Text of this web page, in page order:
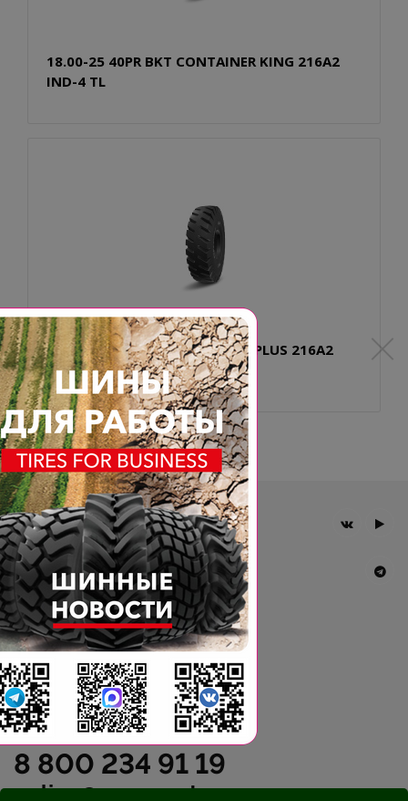
18.00-25 40PR BKT CONTAINER KING 216A2
IND-4 TL
18.00-25 40PR BKT PORT KING PLUS 216A2
IND-4 GCRC TL
Главная
Компания
Шины BKT
Новости
Статьи
Контакты
Гарантия
8 800 234 91 19
online@agromast.ru